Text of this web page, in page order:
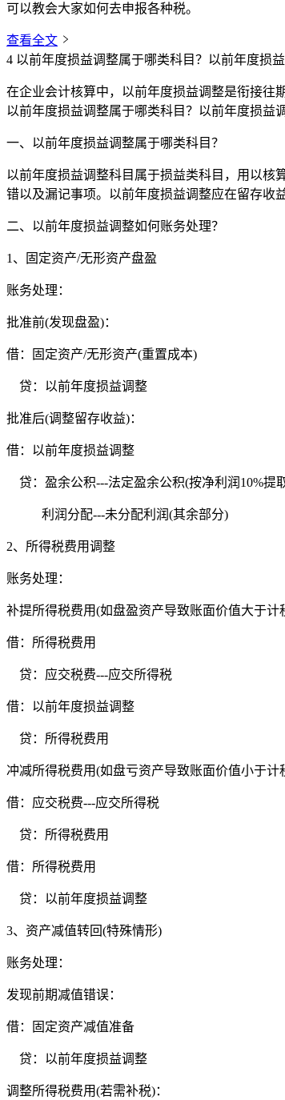
可以教会大家如何去申报各种税。
查看全文
4 以前年度损益调整属于哪类科目？以前年度损
在企业会计核算中，以前年度损益调整是衔接往
以前年度损益调整属于哪类科目？以前年度损益
一、 以前年度损益调整属于哪类科目？
以前年度损益调整科目属于损益类科目，用以核
错以及漏记事项。以前年度损益调整应在留存收
二、 以前年度损益调整如何账务处理？
1、固定资产/无形资产盘盈
账务处理：
批准前(发现盘盈)：
借：固定资产/无形资产(重置成本)
贷：以前年度损益调整
批准后(调整留存收益)：
借：以前年度损益调整
贷：盈余公积---法定盈余公积(按净利润10%提
利润分配---未分配利润(其余部分)
2、所得税费用调整
账务处理：
补提所得税费用(如盘盈资产导致账面价值大于计
借：所得税费用
贷：应交税费---应交所得税
借：以前年度损益调整
贷：所得税费用
冲减所得税费用(如盘亏资产导致账面价值小于计
借：应交税费---应交所得税
贷：所得税费用
借：所得税费用
贷：以前年度损益调整
3、资产减值转回(特殊情形)
账务处理：
发现前期减值错误：
借：固定资产减值准备
贷：以前年度损益调整
调整所得税费用(若需补税)：